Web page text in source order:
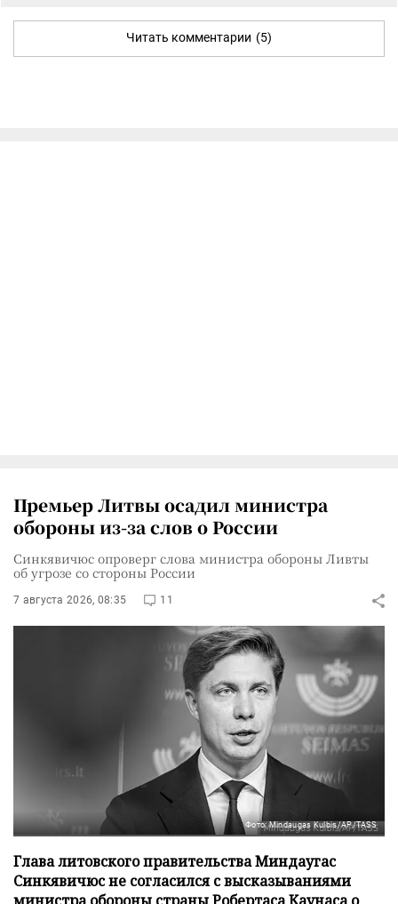
Читать комментарии (5)
Премьер Литвы осадил министра
обороны из-за слов о России
Синкявичюс опроверг слова министра обороны Ливты
об угрозе со стороны России
7 августа 2026, 08:35 11
Фото: Mindaugas Kulbis/AP/TASS
Глава литовского правительства Миндаугас
Синкявичюс не согласился с высказываниями